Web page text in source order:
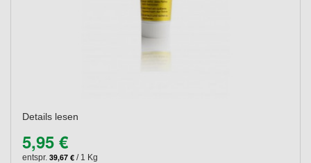
Details lesen
5,95 €
entspr. 39,67 € / 1 Kg